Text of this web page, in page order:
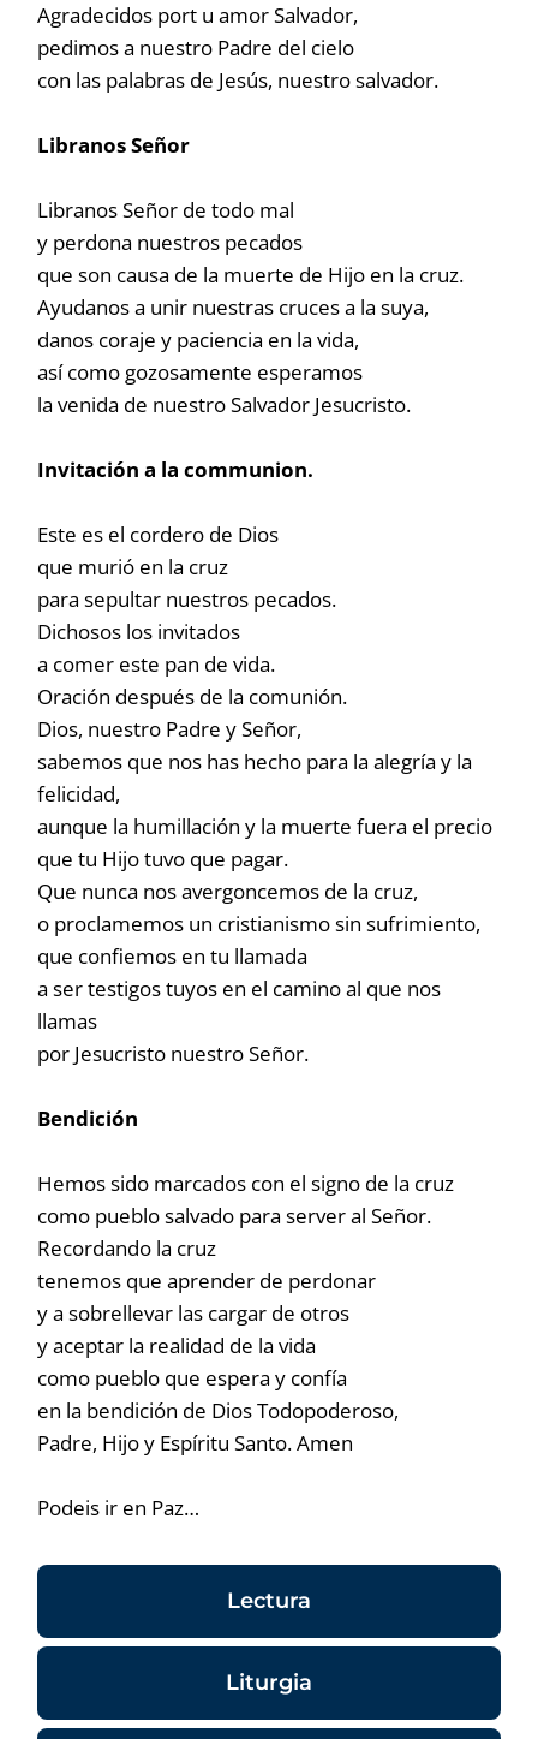
Agradecidos port u amor Salvador,
pedimos a nuestro Padre del cielo
con las palabras de Jesús, nuestro salvador.
Libranos Señor
Libranos Señor de todo mal
y perdona nuestros pecados
que son causa de la muerte de Hijo en la cruz.
Ayudanos a unir nuestras cruces a la suya,
danos coraje y paciencia en la vida,
así como gozosamente esperamos
la venida de nuestro Salvador Jesucristo.
Invitación a la communion.
Este es el cordero de Dios
que murió en la cruz
para sepultar nuestros pecados.
Dichosos los invitados
a comer este pan de vida.
Oración después de la comunión.
Dios, nuestro Padre y Señor,
sabemos que nos has hecho para la alegría y la
felicidad,
aunque la humillación y la muerte fuera el precio
que tu Hijo tuvo que pagar.
Que nunca nos avergoncemos de la cruz,
o proclamemos un cristianismo sin sufrimiento,
que confiemos en tu llamada
a ser testigos tuyos en el camino al que nos
llamas
por Jesucristo nuestro Señor.
Bendición
Hemos sido marcados con el signo de la cruz
como pueblo salvado para server al Señor.
Recordando la cruz
tenemos que aprender de perdonar
y a sobrellevar las cargar de otros
y aceptar la realidad de la vida
como pueblo que espera y confía
en la bendición de Dios Todopoderoso,
Padre, Hijo y Espíritu Santo. Amen
Podeis ir en Paz…
Lectura
Liturgia